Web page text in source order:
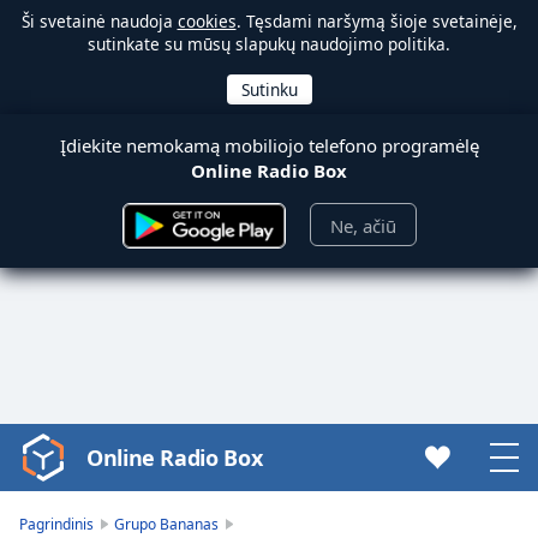
Ši svetainė naudoja cookies. Tęsdami naršymą šioje svetainėje,
sutinkate su mūsų slapukų naudojimo politika.
Įdiekite nemokamą mobiliojo telefono programėlę
Online Radio Box
Ne, ačiū
Video
Player
Online Radio Box
Pagrindinis
Grupo Bananas